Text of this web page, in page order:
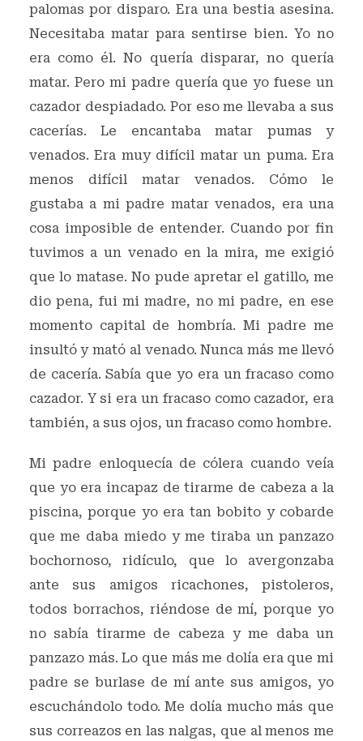
palomas por disparo. Era una bestia asesina.
Necesitaba matar para sentirse bien. Yo no
era como él. No quería disparar, no quería
matar. Pero mi padre quería que yo fuese un
cazador despiadado. Por eso me llevaba a sus
cacerías. Le encantaba matar pumas y
venados. Era muy difícil matar un puma. Era
menos difícil matar venados. Cómo le
gustaba a mi padre matar venados, era una
cosa imposible de entender. Cuando por fin
tuvimos a un venado en la mira, me exigió
que lo matase. No pude apretar el gatillo, me
dio pena, fui mi madre, no mi padre, en ese
momento capital de hombría. Mi padre me
insultó y mató al venado. Nunca más me llevó
de cacería. Sabía que yo era un fracaso como
cazador. Y si era un fracaso como cazador, era
también, a sus ojos, un fracaso como hombre.
Mi padre enloquecía de cólera cuando veía
que yo era incapaz de tirarme de cabeza a la
piscina, porque yo era tan bobito y cobarde
que me daba miedo y me tiraba un panzazo
bochornoso, ridículo, que lo avergonzaba
ante sus amigos ricachones, pistoleros,
todos borrachos, riéndose de mí, porque yo
no sabía tirarme de cabeza y me daba un
panzazo más. Lo que más me dolía era que mi
padre se burlase de mí ante sus amigos, yo
escuchándolo todo. Me dolía mucho más que
sus correazos en las nalgas, que al menos me